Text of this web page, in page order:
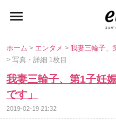
ホーム> エンタメ>我妻三輪子、
> 写真・詳細 1枚目
我妻三輪子、第1子妊
です」
2019-02-19 21:32